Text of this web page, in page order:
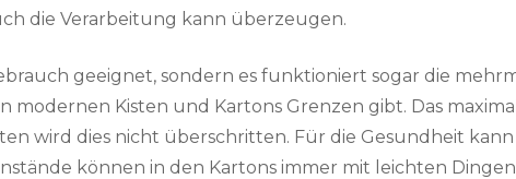
die Verarbeitung kann überzeugen.
geeignet, sondern es funktioniert sogar die
modernen Kisten und Kartons Grenzen gibt. Das
wird dies nicht überschritten. Für die Gesundheit kann
können in den Kartons immer mit leichten